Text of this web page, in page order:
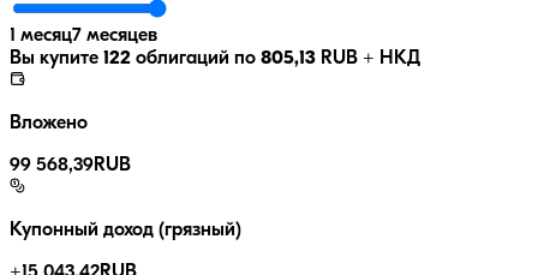
1 месяц7 месяцев
Вы купите 122 облигаций по 805,13 RUB + НКД
Вложено
99 568,39RUB
Купонный доход (грязный)